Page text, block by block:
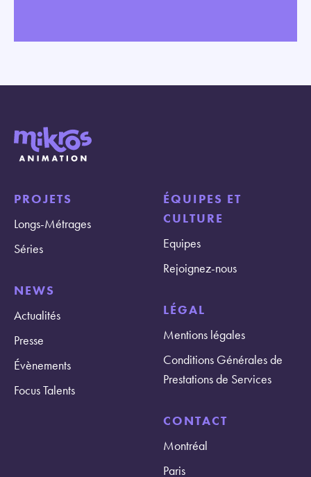
PROJETS
Longs-Métrages
Séries
NEWS
Actualités
Presse
Évènements
Focus Talents
ÉQUIPES ET
CULTURE
Equipes
Rejoignez-nous
LÉGAL
Mentions légales
Conditions Générales de
Prestations de Services
CONTACT
Montréal
Paris